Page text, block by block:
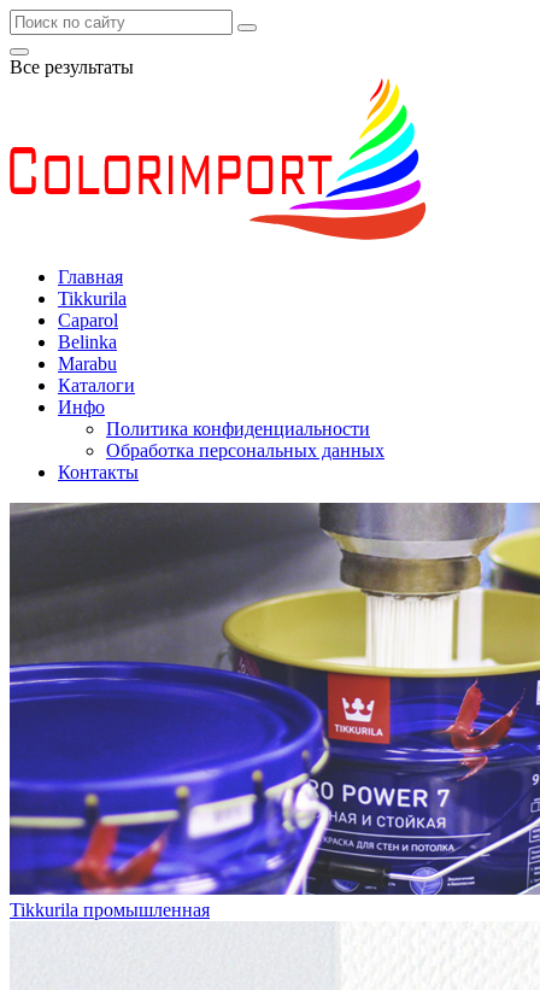
Все результаты
Главная
Tikkurila
Caparol
Belinka
Marabu
Каталоги
Инфо
Политика конфиденциальности
Обработка персональных данных
Контакты
Tikkurila промышленная